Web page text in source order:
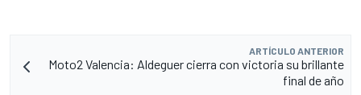
ARTÍCULO ANTERIOR
Moto2 Valencia: Aldeguer cierra con victoria su brillante
final de año